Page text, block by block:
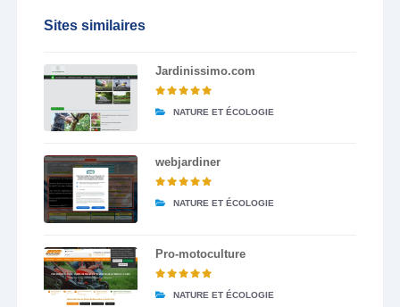
Sites similaires
Jardinissimo.com
NATURE ET ÉCOLOGIE
webjardiner
NATURE ET ÉCOLOGIE
Pro-motoculture
NATURE ET ÉCOLOGIE